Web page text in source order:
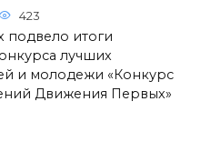
423
итоги
лучших
и молодежи «Конкурс
Движения Первых»